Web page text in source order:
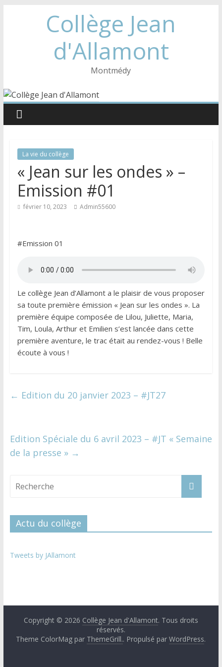
Collège Jean
d'Allamont
Montmédy
La vie du collège
« Jean sur les ondes » –
Emission #01
février 10, 2023 Admin55600
#Emission 01
Le collège Jean d’Allamont a le plaisir de vous proposer
sa toute première émission « Jean sur les ondes ». La
première équipe composée de Lilou, Juliette, Maria,
Tim, Loula, Arthur et Emilien s’est lancée dans cette
première aventure, le trac était au rendez-vous ! Belle
écoute à vous !
← Edition du 20 janvier 2023 – #JT27
Edition Spéciale du 6 avril 2023 – #JT « Semaine
de la presse » →
Actu du collège
Tweets by JAllamont
Copyright © 2026 Collège Jean d'Allamont. Tous droits
réservés.
Theme ColorMag par ThemeGrill.. Propulsé parWordPress.